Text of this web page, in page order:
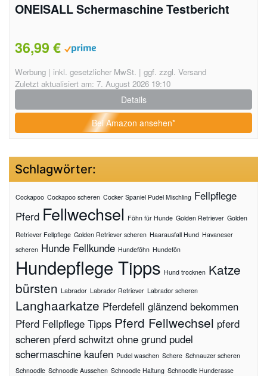
ONEISALL Schermaschine Testbericht
36,99 €
Werbung | inkl. gesetzlicher MwSt. | ggf. zzgl. Versand
Zuletzt aktualisiert am: 7. August 2026 19:10
Details
Bei Amazon ansehen*
Schlagwörter:
Cockapoo Cockapoo scheren Cocker Spaniel Pudel Mischling Fellpflege
Pferd Fellwechsel Föhn für Hunde Golden Retriever Golden
Retriever Fellpflege Golden Retriever scheren Haarausfall Hund Havaneser
scheren Hunde Fellkunde Hundeföhn Hundefön
Hundepflege Tipps Hund trocknen Katze
bürsten Labrador Labrador Retriever Labrador scheren
Langhaarkatze Pferdefell glänzend bekommen
Pferd Fellpflege Tipps Pferd Fellwechsel pferd
scheren pferd schwitzt ohne grund pudel
schermaschine kaufen Pudel waschen Schere Schnauzer scheren
Schnoodle Schnoodle Aussehen Schnoodle Haltung Schnoodle Hunderasse